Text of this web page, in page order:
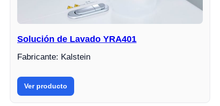
Solución de Lavado YRA401
Fabricante: Kalstein
Ver producto